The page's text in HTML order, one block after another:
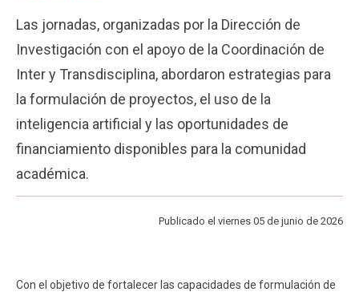
DEPARTAMENTOS
FACULTAD
Funcionarios Egresados
Las jornadas, organizadas por la Dirección de
Investigación con el apoyo de la Coordinación de
Inter y Transdisciplina, abordaron estrategias para
la formulación de proyectos, el uso de la
inteligencia artificial y las oportunidades de
financiamiento disponibles para la comunidad
académica.
Publicado el viernes 05 de junio de 2026
Con el objetivo de fortalecer las capacidades de formulación de